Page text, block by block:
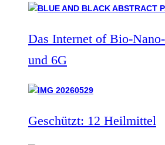
Das Internet of Bio-
und 6G
Geschützt: 12 Heilmittel